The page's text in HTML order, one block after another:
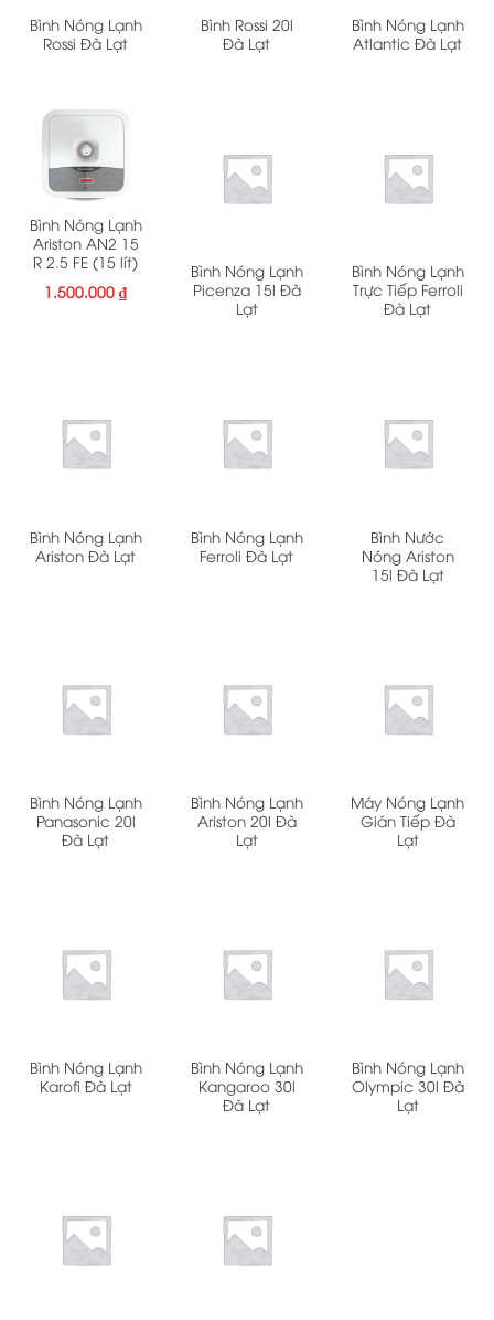
Bình Nóng Lạnh
Rossi Đà Lạt
Bình Rossi 20l
Đà Lạt
Bình Nóng Lạnh
Atlantic Đà Lạt
Bình Nóng Lạnh
Ariston AN2 15
R 2.5 FE (15 lít)
1.500.000₫
Bình Nóng Lạnh
Picenza 15l Đà
Lạt
Bình Nóng Lạnh
Trực Tiếp Ferroli
Đà Lạt
Bình Nóng Lạnh
Ariston Đà Lạt
Bình Nóng Lạnh
Ferroli Đà Lạt
Bình Nước
Nóng Ariston
15l Đà Lạt
Bình Nóng Lạnh
Panasonic 20l
Đà Lạt
Bình Nóng Lạnh
Ariston 20l Đà
Lạt
Máy Nóng Lạnh
Gián Tiếp Đà
Lạt
Bình Nóng Lạnh
Karofi Đà Lạt
Bình Nóng Lạnh
Kangaroo 30l
Đà Lạt
Bình Nóng Lạnh
Olympic 30l Đà
Lạt